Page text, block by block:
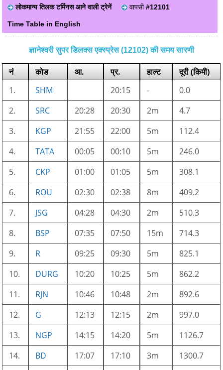
लोकमान्य तिलक टर्मिनस आने वाली ट्रेनें वापसी#12101
Time Table in English
ज्ञानेश्वरी सुपर डिलक्स एक्स्प्रेस (12102) की समय सारणी
नं कोड आ. प्र. हाल्ट
दूरी (किमी)
1.
SHM 20:15 -
0.0
2.
SRC 20:28 20:30 2m
4.7
3.
KGP 21:55 22:00 5m
112.4
4.
TATA 00:05 00:10 5m
246.0
5.
CKP 01:00 01:05 5m
308.1
6.
ROU 02:30 02:38 8m
409.2
7.
JSG 04:28 04:30 2m
510.3
8.
BSP 07:35 07:50 15m
714.3
9.
R 09:25 09:30 5m
825.1
10.
DURG 10:20 10:25 5m
862.2
11.
RJN 10:46 10:48 2m
892.6
12.
G 12:13 12:15 2m
997.0
13.
NGP 14:15 14:20 5m
1126.7
14.
BD 17:07 17:10 3m
1300.7